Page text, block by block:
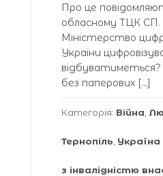
Про це
обласному ТЦК СП.
Міністерство
України
без паперових […]
Категорія: Війна
Тернопіль Україна
з інвалідністю